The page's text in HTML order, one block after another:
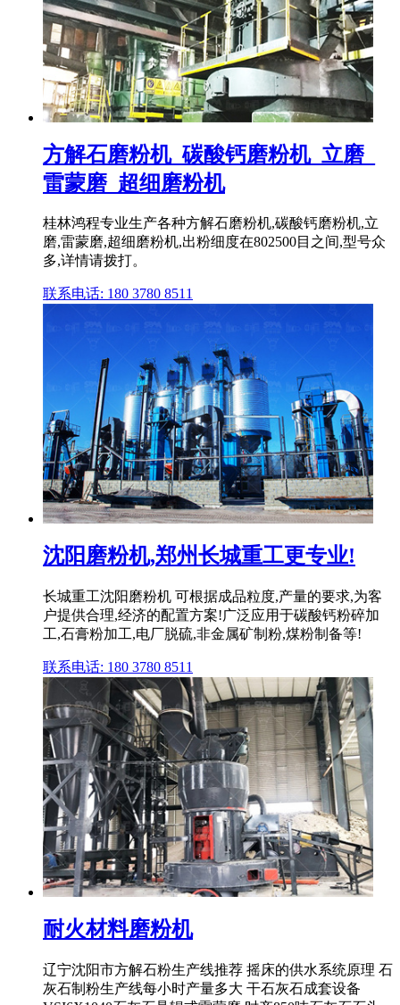
方解石磨粉机_碳酸钙磨粉机_立磨_
雷蒙磨_超细磨粉机
桂林鸿程专业生产各种方解石磨粉机,碳酸钙磨粉机,立
磨,雷蒙磨,超细磨粉机,出粉细度在802500目之间,型号众
多,详情请拨打。
联系电话: 180 3780 8511
沈阳磨粉机,郑州长城重工更专业!
长城重工沈阳磨粉机 可根据成品粒度,产量的要求,为客
户提供合理,经济的配置方案!广泛应用于碳酸钙粉碎加
工,石膏粉加工,电厂脱硫,非金属矿制粉,煤粉制备等!
联系电话: 180 3780 8511
耐火材料磨粉机
辽宁沈阳市方解石粉生产线推荐 摇床的供水系统原理 石
灰石制粉生产线每小时产量多大 干石灰石成套设备